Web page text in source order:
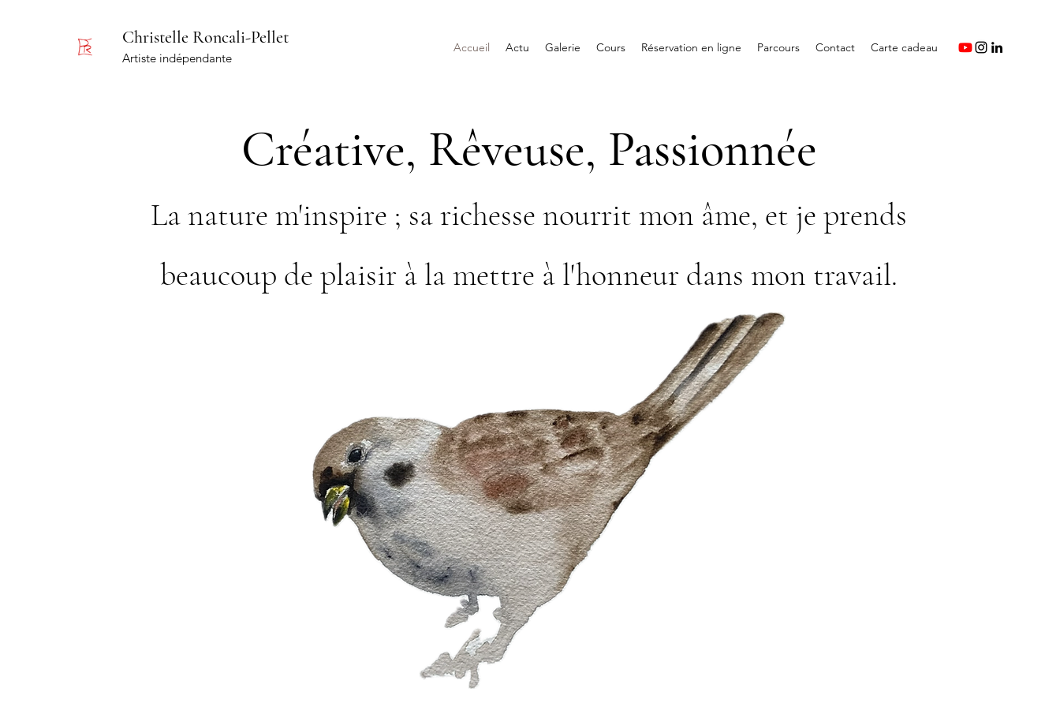
Christelle Roncali-Pellet
Artiste indépendante
Accueil Actu Galerie Cours Réservation en ligne Parcours Contact Carte cadeau
Créative, Rêveuse, Passionnée
La nature m'inspire ; sa richesse nourrit mon âme, et je prends
beaucoup de plaisir à la mettre à l'honneur dans mon travail.